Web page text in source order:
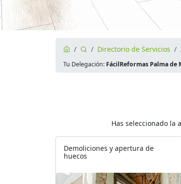
Directorio de Servicios
Tu Delegación: FácilReformas Palma de
Has seleccionado la
Demoliciones y apertura de
huecos